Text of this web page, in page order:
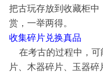
把古玩存放到收藏柜
赏，一举两得。
收集碎片兑换真品
在考古的过程中，可
片、木器碎片、玉器碎